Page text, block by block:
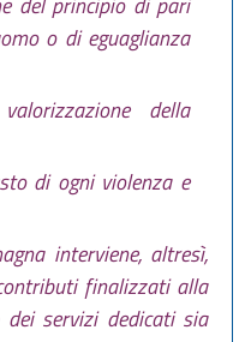
o di eguaglianza
della
di ogni violenza e
interviene, altresì,
finalizzati alla
servizi dedicati sia